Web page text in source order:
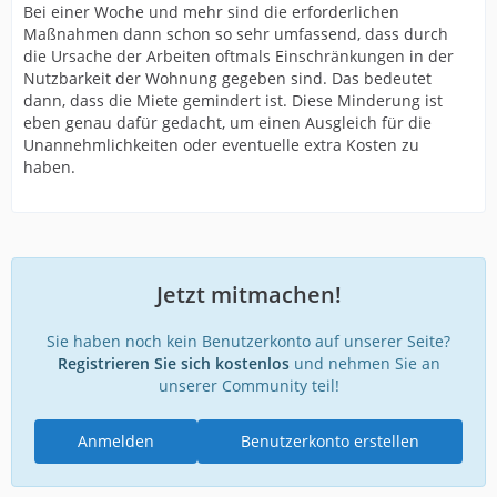
Bei einer Woche und mehr sind die erforderlichen
Maßnahmen dann schon so sehr umfassend, dass durch
die Ursache der Arbeiten oftmals Einschränkungen in der
Nutzbarkeit der Wohnung gegeben sind. Das bedeutet
dann, dass die Miete gemindert ist. Diese Minderung ist
eben genau dafür gedacht, um einen Ausgleich für die
Unannehmlichkeiten oder eventuelle extra Kosten zu
haben.
Jetzt mitmachen!
Sie haben noch kein Benutzerkonto auf unserer Seite?
Registrieren Sie sich kostenlosund nehmen Sie an
unserer Community teil!
Benutzerkonto erstellen
Anmelden